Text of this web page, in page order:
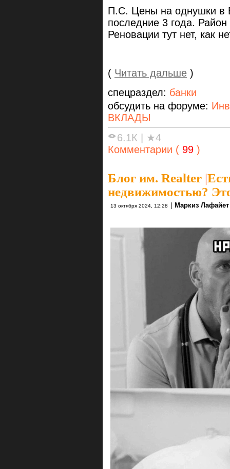
П.С. Цены на однушки в
последние 3 года.
Реновации тут нет, как
( Читать дальше )
спецраздел: банки
обсудить на форуме:
ВКЛАДЫ
6.1К
★4
Комментарии ( 99 )
Блог им. Realter |
недвижимостью?
13 октября 2024, 12:28 Маркиз Лафайет